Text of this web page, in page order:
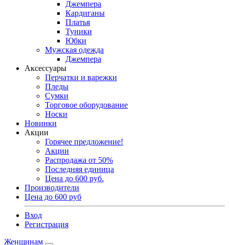
Джемпера
Кардиганы
Платья
Туники
Юбки
Мужская одежда
Джемпера
Аксессуары
Перчатки и варежки
Пледы
Сумки
Торговое оборудование
Носки
Новинки
Акции
Горячее предложение!
Акции
Распродажа от 50%
Последняя единица
Цена до 600 руб.
Производители
Цена до 600 руб
Вход
Регистрация
Женщинам